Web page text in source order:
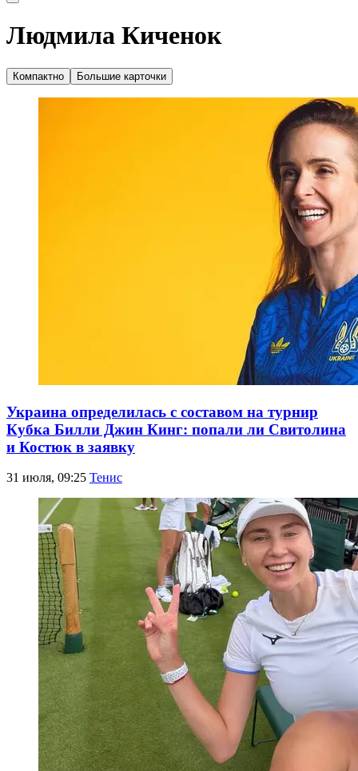
Людмила Киченок
Компактно Большие карточки
Украина определилась с составом на турнир
Кубка Билли Джин Кинг: попали ли Свитолина
и Костюк в заявку
31 июля, 09:25 Тенис